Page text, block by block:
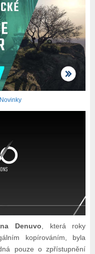
Novinky
Denuvo , která roky
kopírováním, byla
pouze o zpřístupnění